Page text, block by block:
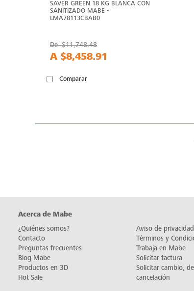
SAVER GREEN 18 KG BLANCA CON
SANITIZADO MABE -
LMA78113CBAB0
De$11,748.48
A $8,458.91
Comparar
Acerca de Mabe
¿Quiénes somos?
Contacto
Preguntas frecuentes
Blog Mabe
Productos en 3D
Hot Sale
Aviso de privacidad
Términos y
Trabaja en Mabe
Solicitar factura
Solicitar cambio,
cancelación